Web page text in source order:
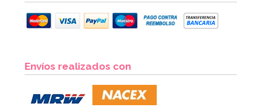
Envíos realizados con